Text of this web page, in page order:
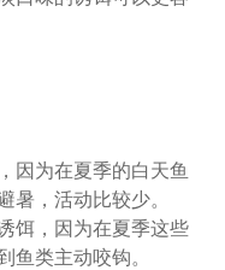
因为在夏季的白天鱼
暑，活动比较少。
饵，因为在夏季这些
鱼类主动咬钩。